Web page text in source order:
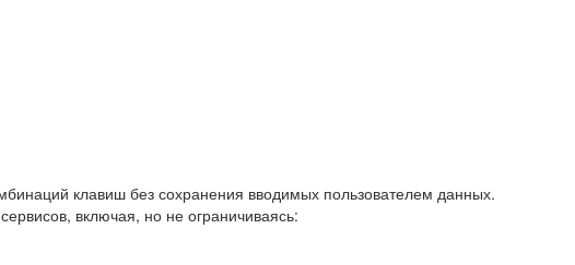
клавиш без сохранения вводимых пользователем данных.
включая, но не ограничиваясь: